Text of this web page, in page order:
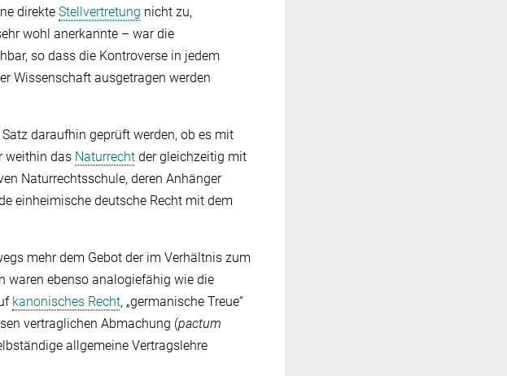
direkte Stellvertretung nicht zu,
wohl anerkannte – war die
so dass die Kontroverse in jedem
Wissenschaft ausgetragen werden
daraufhin geprüft werden, ob es mit
weithin das Naturrecht der gleichzeitig mit
Naturrechtsschule, deren Anhänger
einheimische deutsche Recht mit dem
mehr dem Gebot der im Verhältnis zum
waren ebenso analogiefähig wie die
kanonisches Recht, „germanische Treue“
vertraglichen Abmachung (pactum
allgemeine Vertragslehre